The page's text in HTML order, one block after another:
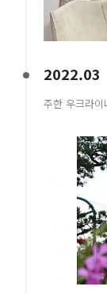
2022.03
주한 우크라